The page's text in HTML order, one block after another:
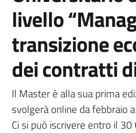
Innovazione
Consultazione
Seguici
su
livello
transizione
dei contratti
Il Master è alla sua prima
svolgerà online da febbraio
Ci si può iscrivere entro il 30